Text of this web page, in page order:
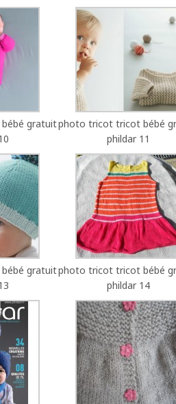
gratuitphoto tricot tricot bébé
phildar 11
gratuitphoto tricot tricot bébé
phildar 14